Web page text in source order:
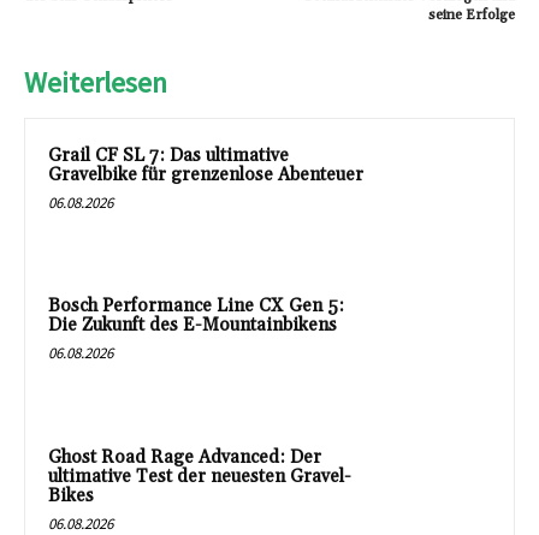
seine Erfolge
Weiterlesen
Grail CF SL 7: Das ultimative
Gravelbike für grenzenlose Abenteuer
06.08.2026
Bosch Performance Line CX Gen 5:
Die Zukunft des E-Mountainbikens
06.08.2026
Ghost Road Rage Advanced: Der
ultimative Test der neuesten Gravel-
Bikes
06.08.2026